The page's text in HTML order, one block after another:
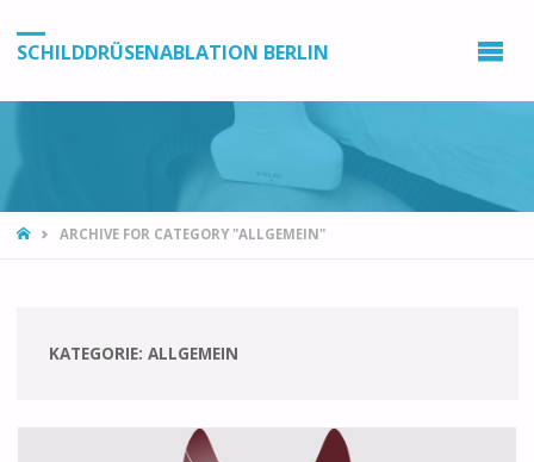
SCHILDDRÜSENABLATION BERLIN
ARCHIVE FOR CATEGORY "ALLGEMEIN"
KATEGORIE: ALLGEMEIN